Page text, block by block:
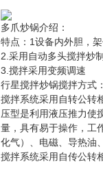
多爪炒锅介绍：
特点：1设备内外胆，
2.采用自动多头搅拌炒
3.搅拌采用变频调速
行星搅拌炒锅搅拌方式
搅拌系统采用自转公转
压型是利用液压推力使
量，具有易于操作，工
化气）、电磁、导热油
搅拌系统采用自传公转